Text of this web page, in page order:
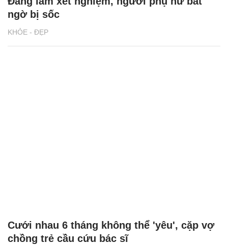
KHỎE - ĐẸP
ngờ bị sốc
Cưới nhau 6 tháng không thể 'yêu', cặp vợ
chồng trẻ cầu cứu bác sĩ